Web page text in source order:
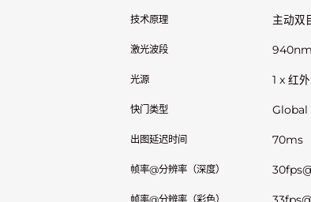
技术原理 主动双
激光波段 940nm
光源 1 x 红
快门类型 Global
出图延迟时间 70ms
帧率@分辨率（深度）
帧率@分辨率（彩色）